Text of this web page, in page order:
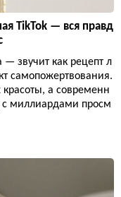
TikTok — вся правд
— звучит как рецепт л
самопожертвования.
красоты, а современн
с миллиардами просм